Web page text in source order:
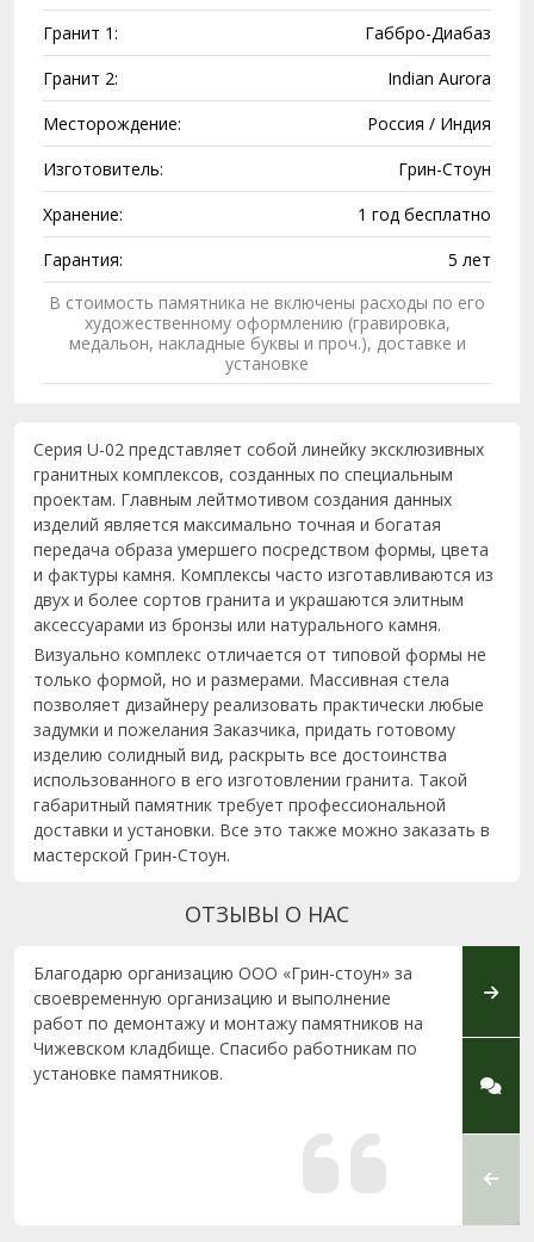
Гранит 1:
Габбро-Диабаз
Гранит 2:
Indian Aurora
Месторождение:
Россия / Индия
Изготовитель:
Грин-Стоун
Хранение:
1 год бесплатно
Гарантия:
5 лет
В стоимость памятника не включены расходы по его
художественному оформлению (гравировка,
медальон, накладные буквы и проч.), доставке и
установке
Серия U-02 представляет собой линейку эксклюзивных
гранитных комплексов, созданных по специальным
проектам. Главным лейтмотивом создания данных
изделий является максимально точная и богатая
передача образа умершего посредством формы, цвета
и фактуры камня. Комплексы часто изготавливаются из
двух и более сортов гранита и украшаются элитным
аксессуарами из бронзы или натурального камня.
Визуально комплекс отличается от типовой формы не
только формой, но и размерами. Массивная стела
позволяет дизайнеру реализовать практически любые
задумки и пожелания Заказчика, придать готовому
изделию солидный вид, раскрыть все достоинства
использованного в его изготовлении гранита. Такой
габаритный памятник требует профессиональной
доставки и установки. Все это также можно заказать в
мастерской Грин-Стоун.
ОТЗЫВЫ О НАС
Благодарю организацию ООО «Грин-стоун» за
своевременную организацию и выполнение
работ по демонтажу и монтажу памятников на
Чижевском кладбище. Спасибо работникам по
установке памятников.